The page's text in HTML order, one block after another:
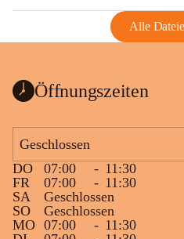
Alle
Öffnungszeiten
Geschlossen
DO
07:00 - 11:30
FR
07:00 - 11:30
SA
Geschlossen
SO
Geschlossen
MO 07:00 - 11:30